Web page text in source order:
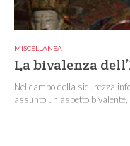
MISCELLANEA
La bivalenza
Nel campo della sicurezza
assunto un aspetto bivalente,